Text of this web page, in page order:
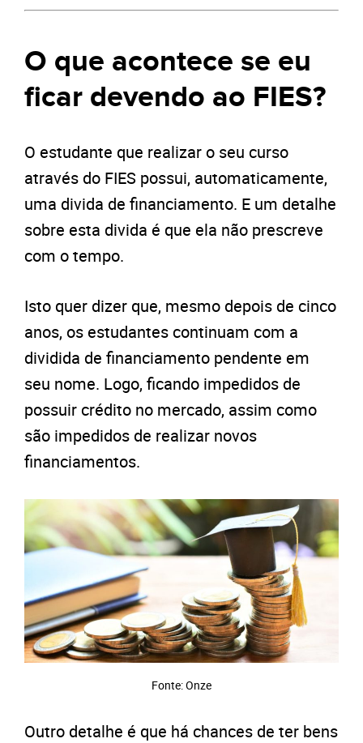
O que acontece se eu
ficar devendo ao FIES?
O estudante que realizar o seu curso
através do FIES possui, automaticamente,
uma divida de financiamento. E um detalhe
sobre esta divida é que ela não prescreve
com o tempo.
Isto quer dizer que, mesmo depois de cinco
anos, os estudantes continuam com a
dividida de financiamento pendente em
seu nome. Logo, ficando impedidos de
possuir crédito no mercado, assim como
são impedidos de realizar novos
financiamentos.
Fonte: Onze
Outro detalhe é que há chances de ter bens